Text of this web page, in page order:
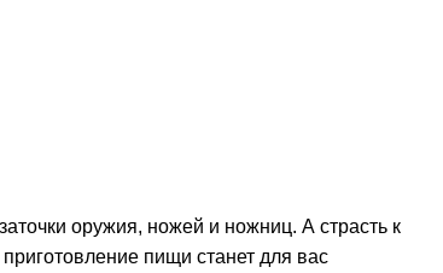
оружия, ножей и ножниц. А страсть к
пищи станет для вас